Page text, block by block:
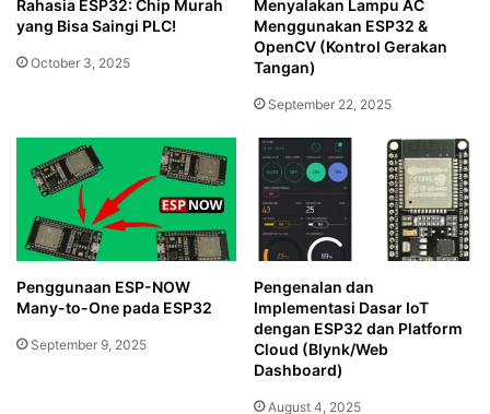
Rahasia ESP32: Chip Murah
yang Bisa Saingi PLC!
October 3, 2025
Menyalakan Lampu AC
Menggunakan ESP32 &
OpenCV (Kontrol Gerakan
Tangan)
September 22, 2025
Penggunaan ESP-NOW
Many-to-One pada ESP32
September 9, 2025
Pengenalan dan
Implementasi Dasar IoT
dengan ESP32 dan Platform
Cloud (Blynk/Web
Dashboard)
August 4, 2025